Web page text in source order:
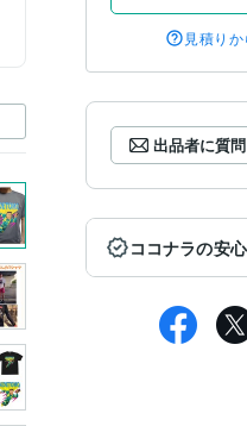
見積り
出品者に質問
ココナラの安